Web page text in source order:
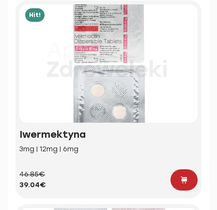
Hit!
Iwermektyna
3mg | 12mg | 6mg
46.85€
39.04€